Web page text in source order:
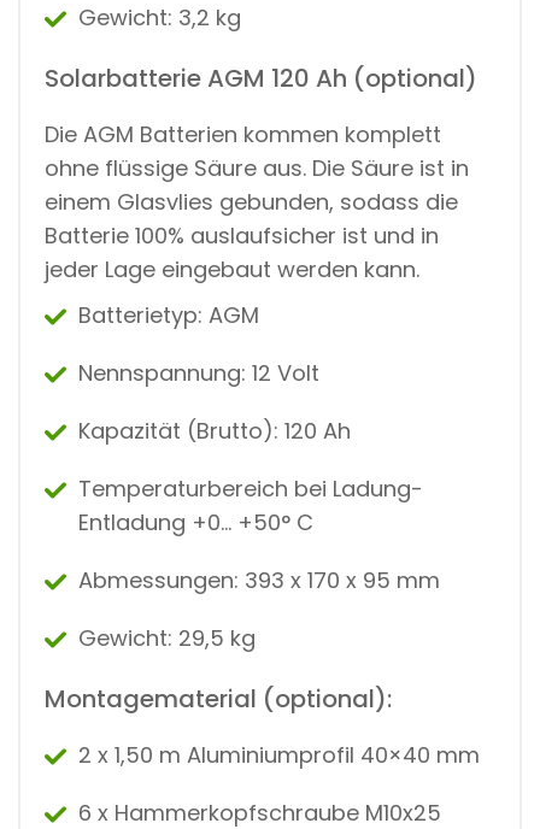
Gewicht: 3,2 kg
Solarbatterie AGM 120 Ah (optional)
Die AGM Batterien kommen komplett
ohne flüssige Säure aus. Die Säure ist in
einem Glasvlies gebunden, sodass die
Batterie 100% auslaufsicher ist und in
jeder Lage eingebaut werden kann.
Batterietyp: AGM
Nennspannung: 12 Volt
Kapazität (Brutto): ​​​​​​120 Ah
Temperaturbereich bei Ladung-
Entladung +0… +50° C
Abmessungen: 393 x 170 x 95 mm
Gewicht: 29,5 kg
Montagematerial (optional):
2 x 1,50 m Aluminiumprofil 40×40 mm
6 x Hammerkopfschraube M10x25